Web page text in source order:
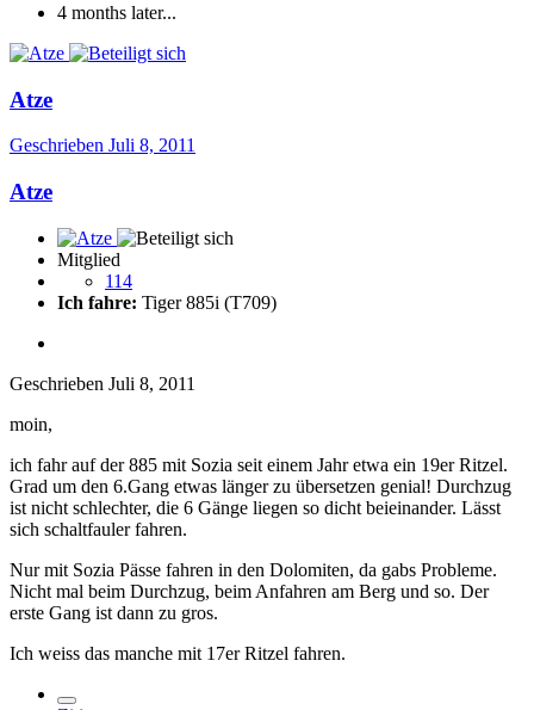
4 months later...
Atze
Geschrieben Juli 8, 2011
Atze
Mitglied
114
Ich fahre: Tiger 885i (T709)
Geschrieben Juli 8, 2011
moin,
ich fahr auf der 885 mit Sozia seit einem Jahr etwa ein 19er Ritzel.
Grad um den 6.Gang etwas länger zu übersetzen genial! Durchzug
ist nicht schlechter, die 6 Gänge liegen so dicht beieinander. Lässt
sich schaltfauler fahren.
Nur mit Sozia Pässe fahren in den Dolomiten, da gabs Probleme.
Nicht mal beim Durchzug, beim Anfahren am Berg und so. Der
erste Gang ist dann zu gros.
Ich weiss das manche mit 17er Ritzel fahren.